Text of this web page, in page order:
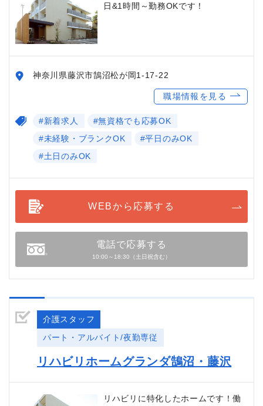
日&1時間～勤務OKです！
神奈川県藤沢市鵠沼松が岡1-17-22
職場情報を見る
#新着求人
#無資格でも応募OK
#未経験・ブランクOK
#平日のみOK
#土日のみOK
WEBから応募する
電話で応募する
10:00～18:30（土日祝含む）
介護スタッフ
パート・アルバイト/夜勤専従
リハビリホームグランダ鵠沼・藤沢
リハビリに特化したホームです！働